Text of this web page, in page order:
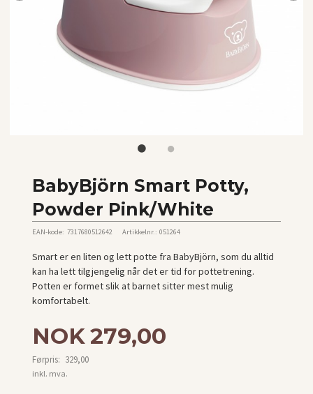
BabyBjörn Smart Potty,
Powder Pink/White
EAN-kode: 7317680512642 Artikkelnr.: 051264
Smart er en liten og lett potte fra BabyBjörn, som du alltid
kan ha lett tilgjengelig når det er tid for pottetrening.
Potten er formet slik at barnet sitter mest mulig
komfortabelt.
Tilbud
NOK279,00
Førpris: 329,00
Rabatt
inkl. mva.